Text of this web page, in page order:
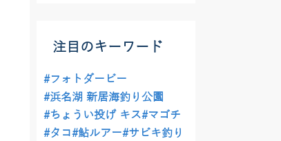
注目のキーワード
#フォトダービー
#浜名湖 新居海釣り公園
#ちょうい投げ キス#マゴチ
#タコ#鮎ルアー#サビキ釣り